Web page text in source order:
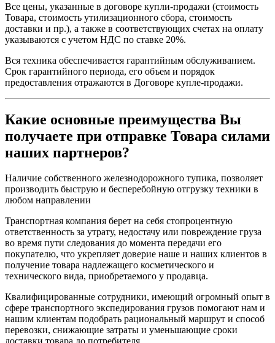
Все цены, указанные в договоре купли-продажи (стоимость
Товара, стоимость утилизационного сбора, стоимость
доставки и пр.), а также в соответствующих счетах на оплату
указываются с учетом НДС по ставке 20%.
Вся техника обеспечивается гарантийным обслуживанием.
Срок гарантийного периода, его объем и порядок
предоставления отражаются в Договоре купле-продажи.
Какие основные преимущества Вы
получаете при отправке Товара силами
наших партнеров?
Наличие собственного железнодорожного тупика, позволяет
производить быструю и бесперебойную отгрузку техники в
любом направлении
Транспортная компания берет на себя стопроцентную
ответственность за утрату, недостачу или повреждение груза
во время пути следования до момента передачи его
покупателю, что укрепляет доверие наше и наших клиентов в
получение товара надлежащего косметического и
технического вида, приобретаемого у продавца.
Квалифицированные сотрудники, имеющий огромный опыт в
сфере транспортного экспедирования грузов помогают нам и
нашим клиентам подобрать рациональный маршрут и способ
перевозки, снижающие затраты и уменьшающие сроки